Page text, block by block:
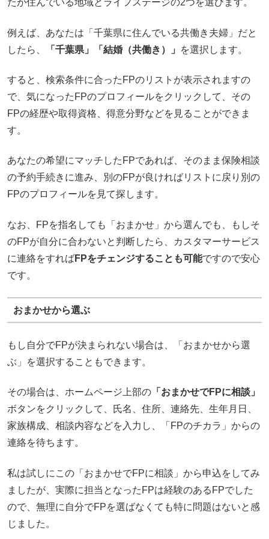
たが住んでいる地域とライフステージの2つを選びます。
例えば、あなたは「千葉県に住んでいる共働き夫婦」だと
したら、
「千葉県」「結婚（共働き）」 を選択します。
すると、検索条件に合ったFPのリストが表示されますの
で、気になったFPのプロフィールをクリックして、その
FPの経歴や取得資格、得意分野などを見ることができま
す。
あなたの希望にマッチしたFPであれば、そのまま保険相談
の予約手続きに進み、別のFPが良ければリストに戻り別の
FPのプロフィールを見て探します。
なお、FPを指名しても「おまかせ」から選んでも、もしそ
のFPが自分に合わないと判断したら、カスタマーサービス
に連絡をすればFPをチェンジすることも可能ですので安心
です。
おまかせから選ぶ
もし自分でFPが決まられない場合は、「おまかせから選
ぶ」を選択することもできます。
その場合は、ホームページ上部の 「おまかせでFPに相談」
ボタンをクリックして、氏名、住所、連絡先、生年月日、
家族構成、相談内容などを入力し、「FPのチカラ」からの
連絡を待ちます。
私は試しにこの「おまかせでFPに相談」から申込をしてみ
ましたが、実際に担当となったFPは経験のあるFPでした
ので、無理に自分でFPを選ばなくても特に問題はないと感
じました。